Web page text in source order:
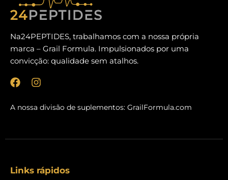
Links rápidos
Na24PEPTIDES, trabalhamos com a nossa própria
marca – Grail Formula. Impulsionados por uma
convicção: qualidade sem atalhos.
F
e
o
I
t
r
A nossa divisão de suplementos: GrailFormula.com